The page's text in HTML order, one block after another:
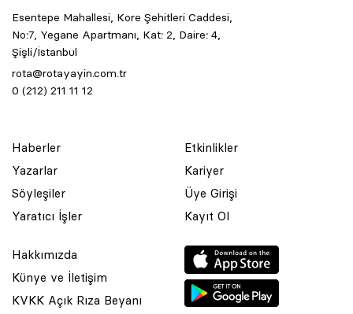
Esentepe Mahallesi, Kore Şehitleri Caddesi,
No:7, Yegane Apartmanı, Kat: 2, Daire: 4,
Şişli/İstanbul
rota@rotayayin.com.tr
0 (212) 211 11 12
Haberler
Yazarlar
Söyleşiler
Yaratıcı İşler
Etkinlikler
Kariyer
Üye Girişi
Kayıt Ol
Hakkımızda
Künye ve İletişim
KVKK Açık Rıza Beyanı